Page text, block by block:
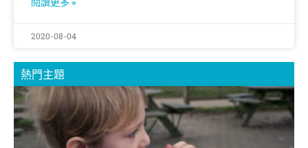
2020-08-04
熱門主題